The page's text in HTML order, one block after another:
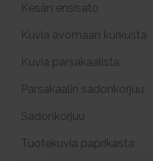
Kesän ensisato
Kuvia avomaan kurkusta
Kuvia parsakaalista
Parsakaalin sadonkorjuu
Sadonkorjuu
Tuotekuvia paprikasta